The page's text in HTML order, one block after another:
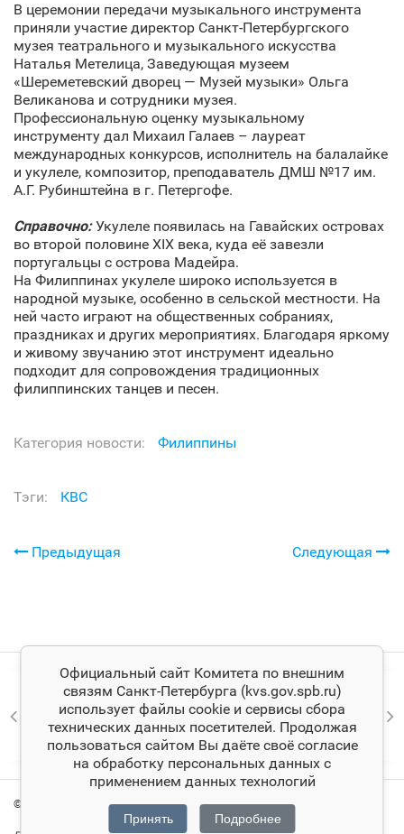
В церемонии передачи музыкального инструмента
приняли участие директор Санкт‑Петербургского
музея театрального и музыкального искусства
Наталья Метелица, Заведующая музеем
«Шереметевский дворец — Музей музыки» Ольга
Великанова и сотрудники музея.
Профессиональную оценку музыкальному
инструменту дал Михаил Галаев – лауреат
международных конкурсов, исполнитель на балалайке
и укулеле, композитор, преподаватель ДМШ №17 им.
А.Г. Рубинштейна в г. Петергофе.
Справочно:Укулеле появилась на Гавайских островах
во второй половине XIX века, куда её завезли
португальцы с острова Мадейра.
На Филиппинах укулеле широко используется в
народной музыке, особенно в сельской местности. На
ней часто играют на общественных собраниях,
праздниках и других мероприятиях. Благодаря яркому
и живому звучанию этот инструмент идеально
подходит для сопровождения традиционных
филиппинских танцев и песен.
Категория новости: Филиппины
Тэги: КВС
Предыдущая Следующая
© Комитет по внешним связям Санкт‑Петербурга
Официальный сайт Комитета по внешним
связям Санкт‑Петербурга (kvs.gov.spb.ru)
использует файлы cookie и сервисы сбора
технических данных посетителей. Продолжая
пользоваться сайтом Вы даёте своё согласие
на обработку персональных данных с
применением данных технологий
Принять Подробнее